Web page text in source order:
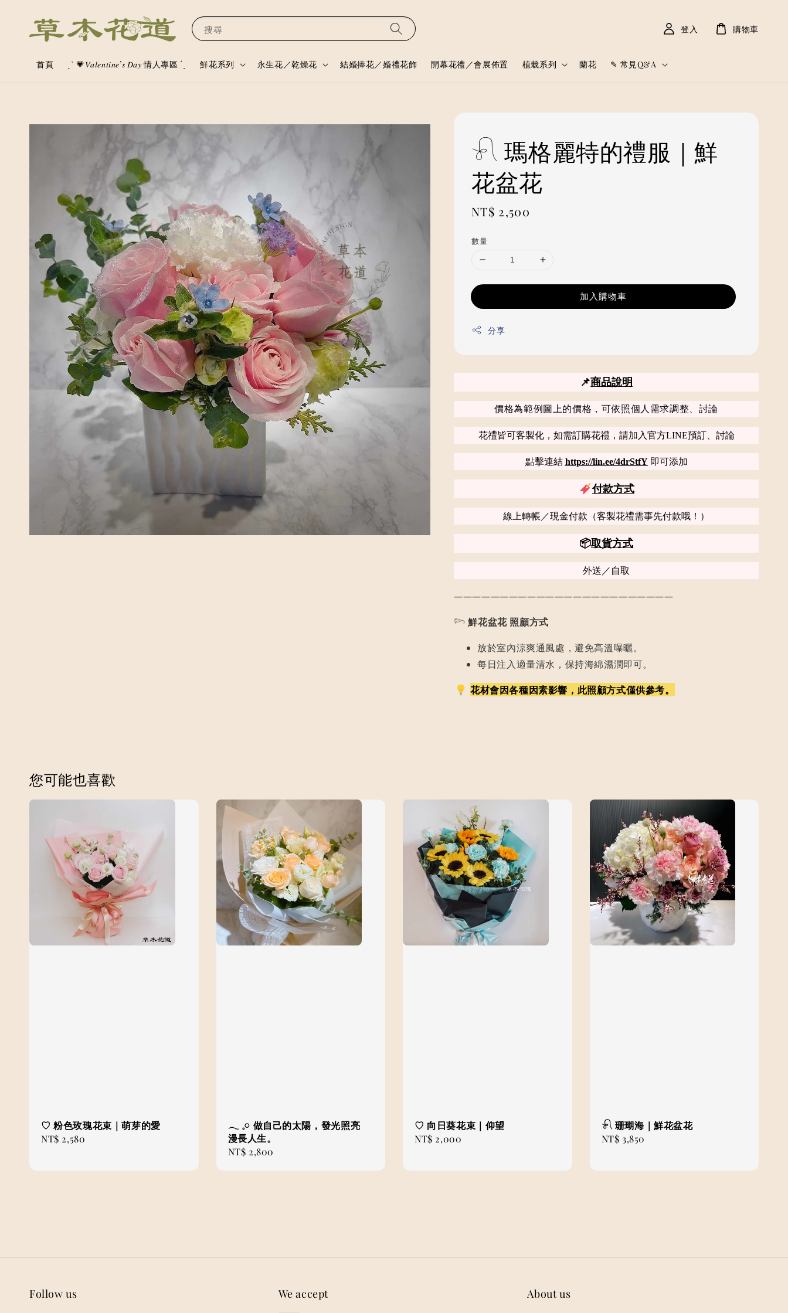
搜尋
首頁 ˏˋ 💗𝑉𝑎𝑙𝑒𝑛𝑡𝑖𝑛𝑒’𝑠 𝐷𝑎𝑦 情人專區 ´ˎ 鮮花系列 永生花／乾燥花 結婚捧花／婚禮花飾 開幕花禮／會展佈置 植栽系列 蘭花 ✎ 常見Q&A
登入 購物車
𓍯 瑪格麗特的禮服｜鮮
花盆花
Regular
NT$ 2,500
數量
加入購物車
分享
📌商品說明
價格為範例圖上的價格，可依照個人需求調整、討論
花禮皆可客製化，如需訂購花禮，請加入官方LINE預訂、討論
點擊連結 https://lin.ee/4drStfY即可添加
付款方式
線上轉帳／現金付款（客製花禮需事先付款哦！）
📦取貨方式
外送／自取
————————————————————————
𓆸鮮花盆花 照顧方式
放於室內涼爽通風處，避免高溫曝曬。
每日注入適量清水，保持海綿濕潤即可。
花材會因各種因素影響，此照顧方式僅供參考。
您可能也喜歡
♡ 粉色玫瑰花束｜萌芽的愛
Regular
NT$ 2,580
𓂃 𓈒𓏸 做自己的太陽，發光照亮
漫長人生。
Regular
NT$ 2,800
♡ 向日葵花束｜仰望
Regular
NT$ 2,000
𓍯 珊瑚海｜鮮花盆花
Regular
NT$ 3,850
Follow us We accept About us